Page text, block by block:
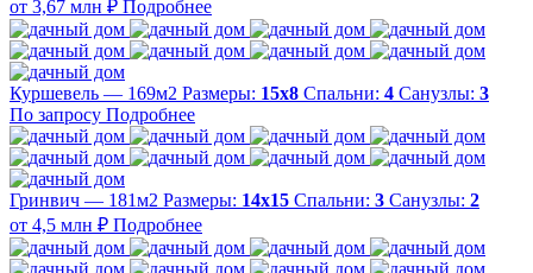
от 3,67 млн ₽ Подробнее
Куршевель — 169м2 Размеры: 15х8 Спальни: 4 Санузлы: 3
По запросу Подробнее
Гринвич — 181м2 Размеры: 14х15 Спальни: 3 Санузлы: 2
от 4,5 млн ₽ Подробнее